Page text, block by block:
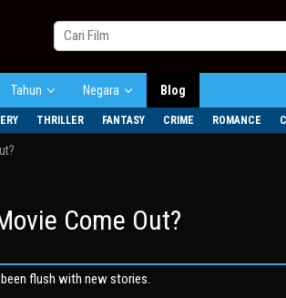
Tahun Negara Blog
THRILLER FANTASY CRIME ROMANCE
Come Out?
been flush with new stories.